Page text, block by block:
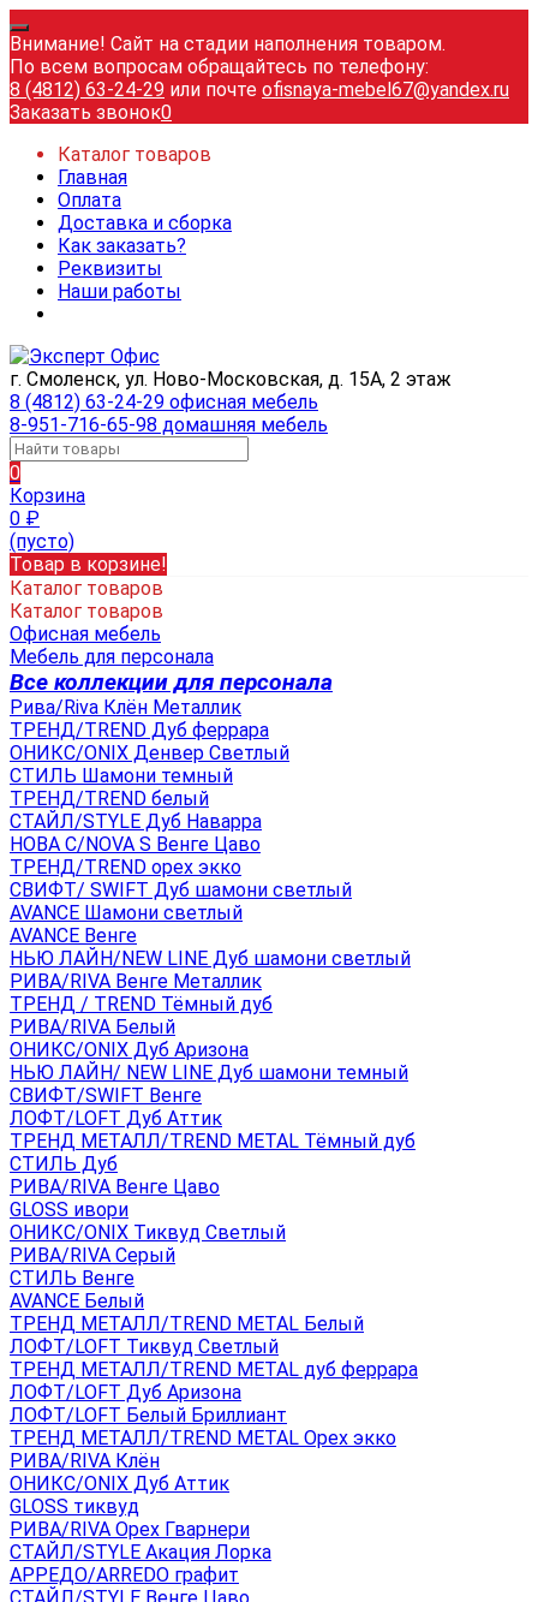
Внимание! Сайт на стадии наполнения товаром.
По всем вопросам обращайтесь по телефону:
8 (4812) 63-24-29 или почте ofisnaya-mebel67@yandex.ru
Заказать звонок0
Каталог товаров
Главная
Оплата
Доставка и сборка
Как заказать?
Реквизиты
Наши работы
г. Смоленск, ул. Ново-Московская, д. 15А, 2 этаж
8 (4812) 63-24-29 офисная мебель
8-951-716-65-98 домашняя мебель
0
Корзина
0 ₽
(пусто)
Товар в корзине!
Каталог товаров
Каталог товаров
Офисная мебель
Мебель для персонала
Все коллекции для персонала
Рива/Riva Клён Металлик
ТРЕНД/TREND Дуб феррара
ОНИКС/ONIX Денвер Светлый
СТИЛЬ Шамони темный
ТРЕНД/TREND белый
СТАЙЛ/STYLE Дуб Наварра
НОВА С/NOVA S Венге Цаво
ТРЕНД/TREND орех экко
СВИФТ/ SWIFT Дуб шамони светлый
AVANCE Шамони светлый
AVANCE Венге
НЬЮ ЛАЙН/NEW LINE Дуб шамони светлый
РИВА/RIVA Венге Металлик
TРЕНД / TREND Тёмный дуб
РИВА/RIVA Белый
ОНИКС/ONIX Дуб Аризона
НЬЮ ЛАЙН/ NEW LINE Дуб шамони темный
СВИФТ/SWIFT Венге
ЛОФТ/LOFT Дуб Аттик
ТРЕНД МЕТАЛЛ/TREND METAL Тёмный дуб
СТИЛЬ Дуб
РИВА/RIVA Венге Цаво
GLOSS ивори
ОНИКС/ONIX Тиквуд Светлый
РИВА/RIVA Серый
СТИЛЬ Венге
AVANСE Белый
ТРЕНД МЕТАЛЛ/TREND METAL Белый
ЛОФТ/LOFT Тиквуд Светлый
ТРЕНД МЕТАЛЛ/TREND METAL дуб феррара
ЛОФТ/LOFT Дуб Аризона
ЛОФТ/LOFT Белый Бриллиант
ТРЕНД МЕТАЛЛ/TREND METAL Орех экко
РИВА/RIVA Клён
ОНИКС/ONIX Дуб Аттик
GLOSS тиквуд
РИВА/RIVA Орех Гварнери
СТАЙЛ/STYLE Акация Лорка
АРРЕДО/ARREDO графит